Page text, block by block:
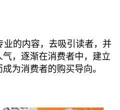
的内容，去吸引读者，并
，逐渐在消费者中，建立
为消费者的购买导向。